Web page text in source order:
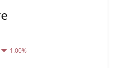
1.00%